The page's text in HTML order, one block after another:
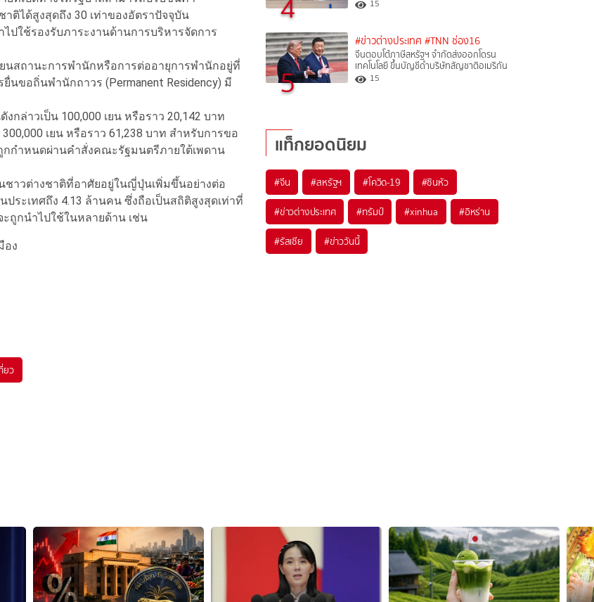
ติได้สูงสุดถึง 30 เท่าของอัตราปัจจุบัน
ปใช้รองรับภาระงานด้านการบริหารจัดการ
นสถานะการพำนักหรือการต่ออายุการพำนักอยู่ที่
นขอถิ่นพำนักถาวร (Permanent Residency) มี
ล่าวเป็น 100,000 เยน หรือราว 20,142 บาท
เยน หรือราว 61,238 บาท สำหรับการขอ
กกำหนดผ่านคำสั่งคณะรัฐมนตรีภายใต้เพดาน
าวต่างชาติที่อาศัยอยู่ในญี่ปุ่นเพิ่มขึ้นอย่างต่อ
ระเทศถึง 4.13 ล้านคน ซึ่งถือเป็นสถิติสูงสุดเท่าที่
ะถูกนำไปใช้ในหลายด้าน เช่น
อง
ยว
15
5
#ข่าวต่างประเทศ #TNN ช่อง16
จีนตอบโต้ภาษีสหรัฐฯ จำกัดส่งออกโดรน
เทคโนโลยี ขึ้นบัญชีดำบริษัทสัญชาติอเมริกัน
15
แท็กยอดนิยม
#จีน #สหรัฐฯ #โควิด-19 #ซินหัว
#ข่าวต่างประเทศ #ทรัมป์ #xinhua #อิหร่าน
#รัสเซีย #ข่าววันนี้